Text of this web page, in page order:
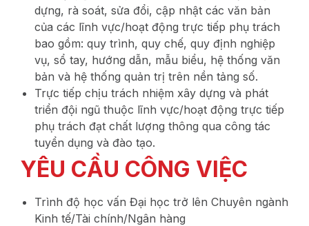
dựng, rà soát, sửa đổi, cập nhật các văn bản
của các lĩnh vực/hoạt động trực tiếp phụ trách
bao gồm: quy trình, quy chế, quy định nghiệp
vụ, sổ tay, hướng dẫn, mẫu biểu, hệ thống văn
bản và hệ thống quản trị trên nền tảng số.
Trực tiếp chịu trách nhiệm xây dựng và phát
triển đội ngũ thuộc lĩnh vực/hoạt động trực tiếp
phụ trách đạt chất lượng thông qua công tác
tuyển dụng và đào tạo.
YÊU CẦU CÔNG VIỆC
Trình độ học vấn Đại học trở lên Chuyên ngành
Kinh tế/Tài chính/Ngân hàng